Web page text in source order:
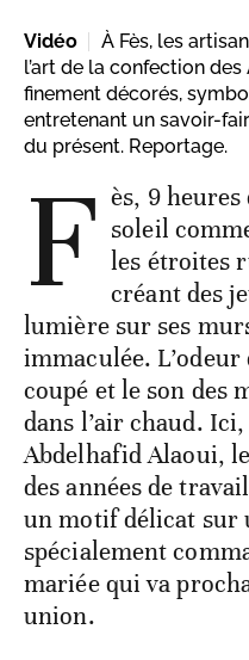
Vidéo
À Fès, les
l’art de la confection
finement décorés,
entretenant un savoir-
du présent. Reportage.
F ès, 9
soleil
les étroites
créant des
lumière sur ses
immaculée.
coupé et le son des
dans l’air chaud.
Abdelhafid Alaoui,
des années de
un motif délicat sur
spécialement
mariée qui va
union.